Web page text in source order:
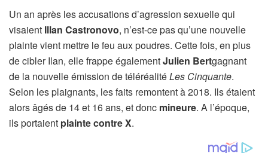
Un an après les accusations d’agression sexuelle qui
visaient Illan Castronovo, n’est-ce pas qu’une nouvelle
plainte vient mettre le feu aux poudres. Cette fois, en plus
de cibler Ilan, elle frappe égalementJulien Bertgagnant
de la nouvelle émission de téléréalitéLes Cinquante.
Selon les plaignants, les faits remontent à 2018. Ils étaient
alors âgés de 14 et 16 ans, et donc mineure. A l’époque,
ils portaient plainte contre X.